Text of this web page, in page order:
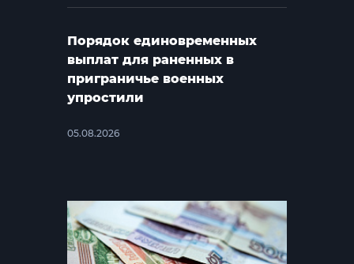
Порядок единовременных
выплат для раненных в
приграничье военных
упростили
05.08.2026